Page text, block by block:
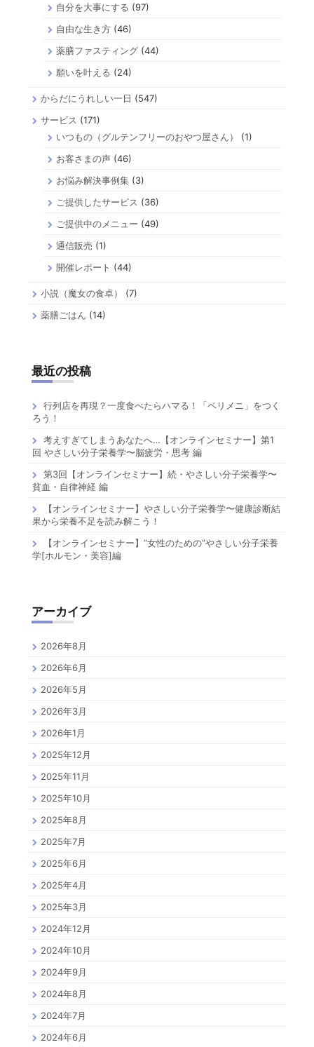
自分を大事にする (97)
自由な生き方 (46)
薬膳ファスティング (44)
願いを叶える (24)
からだにうれしい一日 (547)
サービス (171)
いつもの（グルテンフリーのおやつ屋さん）
(1)
お客さまの声 (46)
お悩み解決事例集 (3)
ご提供したサービス (36)
ご提供中のメニュー (49)
通信販売 (1)
開催レポート (44)
小説（魔女の食卓）
(7)
薬膳ごはん (14)
最近の投稿
行列店を再現？一度食べたらハマる！「ペリメニ」をつく
ろう！
考えすぎてしまうあなたへ…【オンラインセミナー】第1
回 やさしい分子栄養学〜脳疲労・思考 編
第3回【オンラインセミナー】続・やさしい分子栄養学〜
貧血・自律神経 編
【オンラインセミナー】やさしい分子栄養学〜健康診断結
果から栄養不足を読み解こう！
【オンラインセミナー】”女性のための”やさしい分子栄養
学[ホルモン・美容]編
アーカイブ
2026年8月
2026年6月
2026年5月
2026年3月
2026年1月
2025年12月
2025年11月
2025年10月
2025年8月
2025年7月
2025年6月
2025年4月
2025年3月
2024年12月
2024年10月
2024年9月
2024年8月
2024年7月
2024年6月